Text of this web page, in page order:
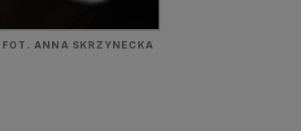
FOT. ANNA SKRZYNECKA